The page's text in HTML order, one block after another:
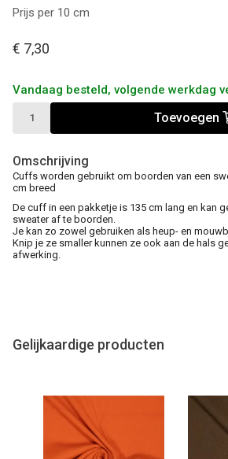
Prijs per 10 cm
€ 7,30
Vandaag besteld, volgende werkdag
Toevoegen
Omschrijving
Cuffs worden gebruikt om boorden van een
cm breed
De cuff in een pakketje is 135 cm lang en kan
sweater af te boorden.
Je kan zo zowel gebruiken als heup- en
Knip je ze smaller kunnen ze ook aan de hals
afwerking.
Gelijkaardige producten